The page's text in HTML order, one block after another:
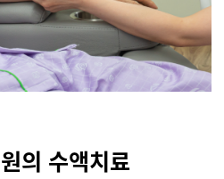
의 수액치료